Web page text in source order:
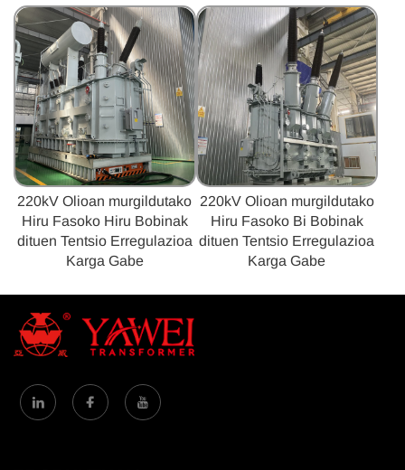
220kV Olioan murgildutako
Hiru Fasoko Hiru Bobinak
dituen Tentsio Erregulazioa
Karga Gabe
220kV Olioan murgildutako
Hiru Fasoko Bi Bobinak
dituen Tentsio Erregulazioa
Karga Gabe